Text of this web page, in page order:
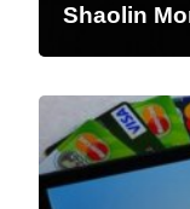
Shaolin